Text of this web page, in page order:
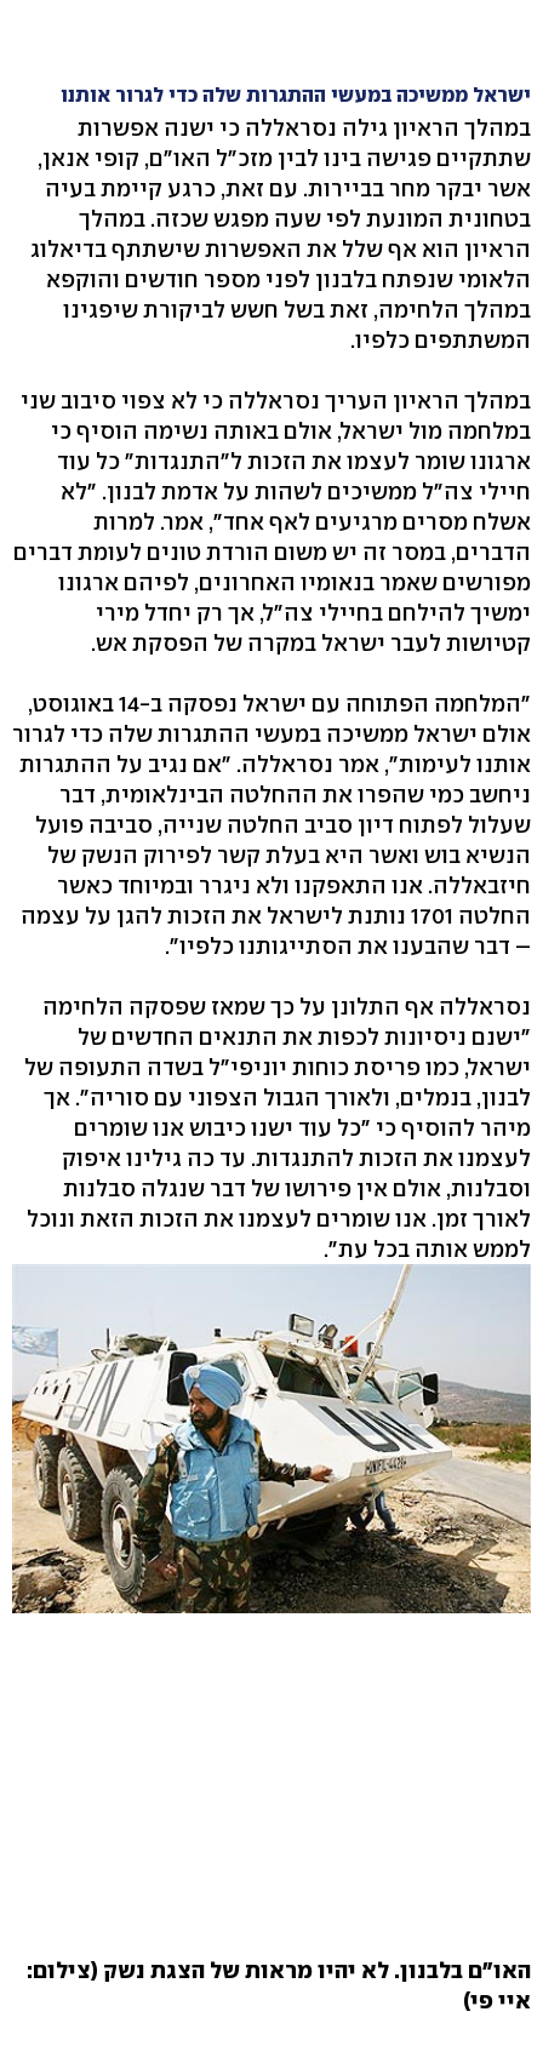
ישראל ממשיכה במעשי ההתגרות שלה כדי לגרור אותנו
במהלך הראיון גילה נסראללה כי ישנה אפשרות
שתתקיים פגישה בינו לבין מזכ"ל האו"ם, קופי אנאן,
אשר יבקר מחר בביירות. עם זאת, כרגע קיימת בעיה
בטחונית המונעת לפי שעה מפגש שכזה. במהלך
הראיון הוא אף שלל את האפשרות שישתתף בדיאלוג
הלאומי שנפתח בלבנון לפני מספר חודשים והוקפא
במהלך הלחימה, זאת בשל חשש לביקורת שיפגינו
המשתתפים כלפיו.
במהלך הראיון העריך נסראללה כי לא צפוי סיבוב שני
במלחמה מול ישראל, אולם באותה נשימה הוסיף כי
ארגונו שומר לעצמו את הזכות ל"התנגדות" כל עוד
חיילי צה"ל ממשיכים לשהות על אדמת לבנון. "לא
אשלח מסרים מרגיעים לאף אחד", אמר. למרות
הדברים, במסר זה יש משום הורדת טונים לעומת דברים
מפורשים שאמר בנאומיו האחרונים, לפיהם ארגונו
ימשיך להילחם בחיילי צה"ל, אך רק יחדל מירי
קטיושות לעבר ישראל במקרה של הפסקת אש.
"המלחמה הפתוחה עם ישראל נפסקה ב-14 באוגוסט,
אולם ישראל ממשיכה במעשי ההתגרות שלה כדי לגרור
אותנו לעימות", אמר נסראללה. "אם נגיב על ההתגרות
ניחשב כמי שהפרו את ההחלטה הבינלאומית, דבר
שעלול לפתוח דיון סביב החלטה שנייה, סביבה פועל
הנשיא בוש ואשר היא בעלת קשר לפירוק הנשק של
חיזבאללה. אנו התאפקנו ולא ניגרר ובמיוחד כאשר
החלטה 1701 נותנת לישראל את הזכות להגן על עצמה
– דבר שהבענו את הסתייגותנו כלפיו".
נסראללה אף התלונן על כך שמאז שפסקה הלחימה
"ישנם ניסיונות לכפות את התנאים החדשים של
ישראל, כמו פריסת כוחות יוניפי"ל בשדה התעופה של
לבנון, בנמלים, ולאורך הגבול הצפוני עם סוריה". אך
מיהר להוסיף כי "כל עוד ישנו כיבוש אנו שומרים
לעצמנו את הזכות להתנגדות. עד כה גילינו איפוק
וסבלנות, אולם אין פירושו של דבר שנגלה סבלנות
לאורך זמן. אנו שומרים לעצמנו את הזכות הזאת ונוכל
לממש אותה בכל עת".
האו"ם בלבנון. לא יהיו מראות של הצגת נשק (צילום:
איי פי)